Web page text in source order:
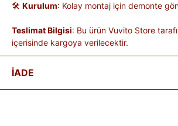
🛠 Kurulum: Kolay montaj için demonte
Teslimat Bilgisi: Bu ürün Vuvito Store
içerisinde kargoya verilecektir.
İADE